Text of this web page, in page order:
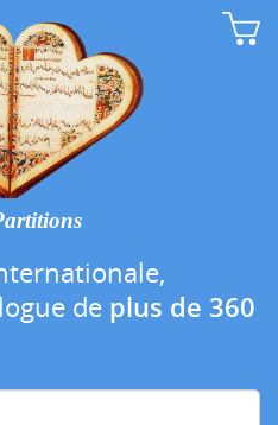
de plus de 360